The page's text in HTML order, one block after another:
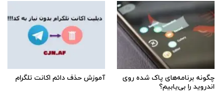
چگونه برنامه‌های پاک شده روی
اندروید را بی‌یابیم؟
آموزش حذف دائم اکانت تلگرام